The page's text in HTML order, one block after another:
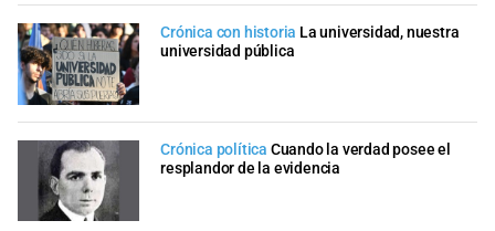
Crónica con historia La universidad, nuestra
universidad pública
Crónica política Cuando la verdad posee el
resplandor de la evidencia